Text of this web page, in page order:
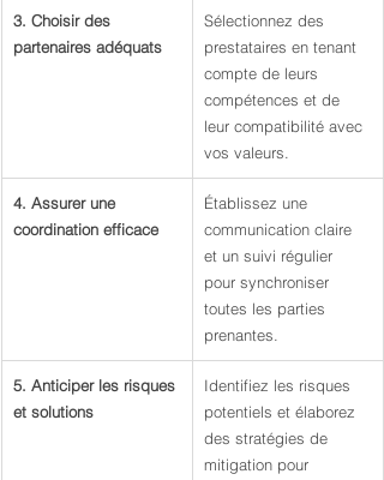
3. Choisir des
partenaires adéquats
Sélectionnez des
prestataires en tenant
compte de leurs
compétences et de
leur compatibilité avec
vos valeurs.
4. Assurer une
coordination efficace
Établissez une
communication claire
et un suivi régulier
pour synchroniser
toutes les parties
prenantes.
5. Anticiper les risques
et solutions
Identifiez les risques
potentiels et élaborez
des stratégies de
mitigation pour